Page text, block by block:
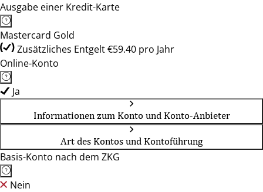
Ausgabe einer Kredit-Karte
Mastercard Gold
Zusätzliches Entgelt €59.40 pro Jahr
Online-Konto
Ja
Informationen zum Konto und Konto-Anbieter
Art des Kontos und Kontoführung
Basis-Konto nach dem ZKG
Nein